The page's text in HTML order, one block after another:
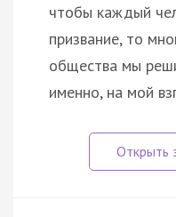
чтобы каждый
призвание, то
общества мы
именно, на мой